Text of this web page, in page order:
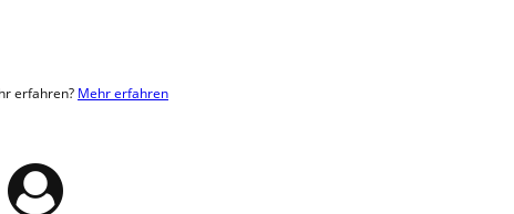
erfahren? Mehr erfahren